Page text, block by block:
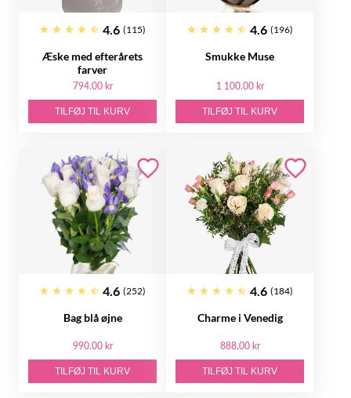
4.6 (115)
Æske med efterårets
farver
794.00 kr
TILFØJ TIL KURV
4.6 (196)
Smukke Muse
1 100.00 kr
TILFØJ TIL KURV
4.6 (252)
Bag blå øjne
990.00 kr
TILFØJ TIL KURV
4.6 (184)
Charme i Venedig
888.00 kr
TILFØJ TIL KURV